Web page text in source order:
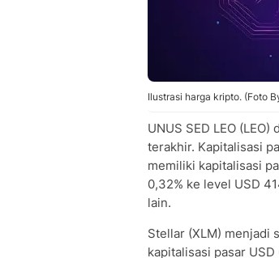
Ilustrasi harga kripto. (Foto
UNUS SED LEO
terakhir. Kapitalisasi
memiliki kapitalisasi
0,32% ke level USD
lain.
Stellar (XLM) menjadi
kapitalisasi pasar